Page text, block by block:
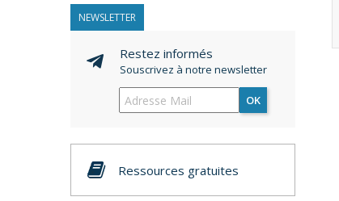
NEWSLETTER
Restez informés
Souscrivez à notre newsletter
OK
Ressources gratuites